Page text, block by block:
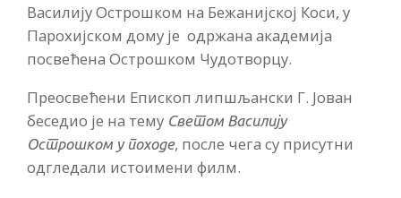
Василију Острошком на Бежанијској Коси, у
Парохијском дому је одржана академија
посвећена Острошком Чудотворцу.
Преосвећени Епископ липшљански Г. Јован
беседио је на тему Светом Василију
Острошком у походе, после чега су присутни
одгледали истоимени филм.